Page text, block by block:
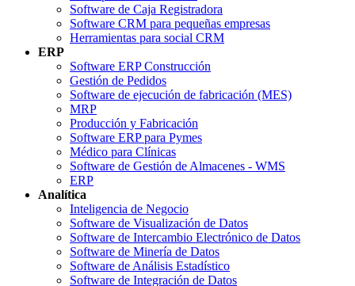
Software de Caja Registradora
Software CRM para pequeñas empresas
Herramientas para social CRM
ERP
Software ERP Construcción
Gestión de Pedidos
Software de ejecución de fabricación (MES)
MRP
Producción y Fabricación
Software ERP para Pymes
Médico para Clínicas
Software de Gestión de Almacenes - WMS
ERP
Analítica
Inteligencia de Negocio
Software de Visualización de Datos
Software de Intercambio Electrónico de Datos
Software de Minería de Datos
Software de Análisis Estadístico
Software de Integración de Datos